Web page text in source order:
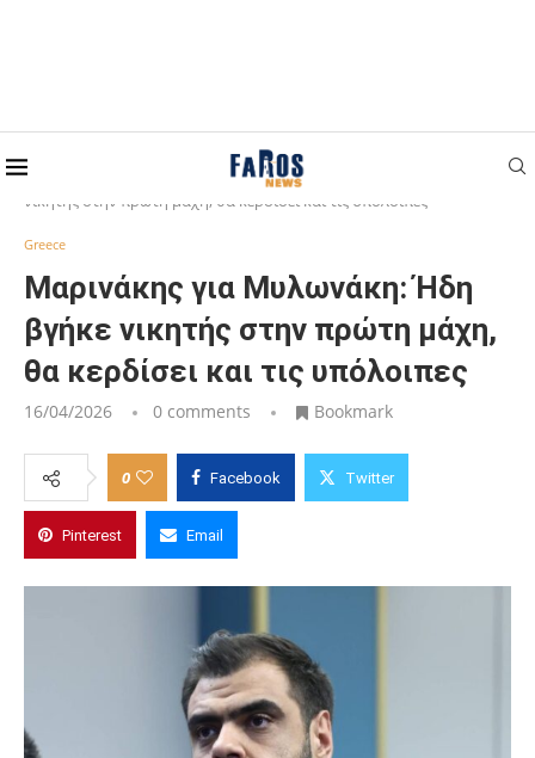
Home
Μαρινάκης για Μυλωνάκη: Ήδη βγήκε
νικητής στην πρώτη μάχη, θα κερδίσει και τις υπόλοιπες
Greece
Μαρινάκης για Μυλωνάκη: Ήδη
βγήκε νικητής στην πρώτη μάχη,
θα κερδίσει και τις υπόλοιπες
16/04/2026 0 comments Bookmark
0 Facebook Twitter
Pinterest Email